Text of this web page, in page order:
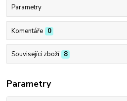
Parametry
Komentáře 0
Související zboží 8
Parametry